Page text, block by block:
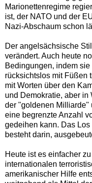
Marionettenregime
ist, der NATO und der
Nazi-Abschaum schon
Der angelsächsische
verändert. Auch heute
Bedingungen, indem
rücksichtslos mit Füßen
mit Worten über den
und Demokratie, aber
der "goldenen Milliarde"
eine begrenzte Anzahl
gedeihen kann. Das
besteht darin,
Heute ist es einfacher
internationalen
amerikanischer Hilfe